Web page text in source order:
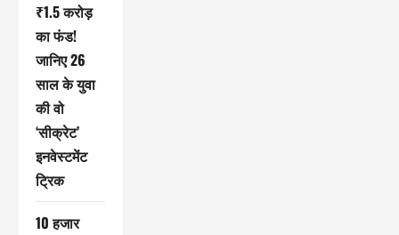
₹1.5 करोड़
का फंड!
जानिए 26
साल के युवा
की वो
‘सीक्रेट’
इनवेस्टमेंट
ट्रिक
10 हजार